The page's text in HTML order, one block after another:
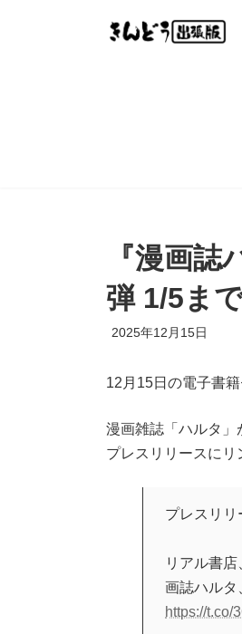
『漫画
弾 1/5ま
2025年12月15日
12月15日の電子書
漫画雑誌「ハルタ」
プレスリリースにリ
プレスリリ
リアル書
画誌ハルタ
https://t.co/